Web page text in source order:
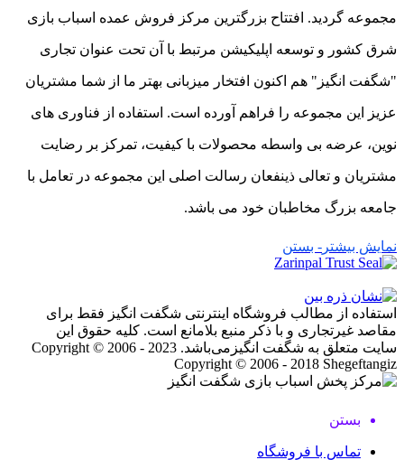
مجموعه گردید. افتتاح بزرگترین مرکز فروش عمده اسباب بازی
شرق کشور و توسعه اپلیکیشن مرتبط با آن تحت عنوان تجاری
"شگفت انگیز" هم اکنون افتخار میزبانی بهتر ما از شما مشتریان
عزیز این مجموعه را فراهم آورده است. استفاده از فناوری های
نوین، عرضه بی واسطه محصولات با کیفیت، تمرکز بر رضایت
مشتریان و تعالی ذینفعان رسالت اصلی این مجموعه در تعامل با
جامعه بزرگ مخاطبان خود می باشد.
نمایش بیشتر - بستن
استفاده از مطالب فروشگاه اینترنتی شگفت انگیز فقط برای
مقاصد غیرتجاری و با ذکر منبع بلامانع است. کلیه حقوق این
سایت متعلق به شگفت انگیزمی‌باشد. Copyright © 2006 - 2023
Copyright © 2006 - 2018 Shegeftangiz
بستن
تماس با فروشگاه